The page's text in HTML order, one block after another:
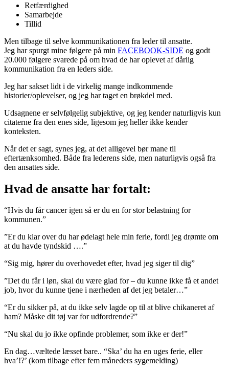
Retfærdighed
Samarbejde
Tillid
Men tilbage til selve kommunikationen fra leder til ansatte.
Jeg har spurgt mine følgere på min FACEBOOK-SIDE og godt
20.000 følgere svarede på om hvad de har oplevet af dårlig
kommunikation fra en leders side.
Jeg har sakset lidt i de virkelig mange indkommende
historier/oplevelser, og jeg har taget en brøkdel med.
Udsagnene er selvfølgelig subjektive, og jeg kender naturligvis kun
citaterne fra den enes side, ligesom jeg heller ikke kender
konteksten.
Når det er sagt, synes jeg, at det alligevel bør mane til
eftertænksomhed. Både fra lederens side, men naturligvis også fra
den ansattes side.
Hvad de ansatte har fortalt:
“Hvis du får cancer igen så er du en for stor belastning for
kommunen.”
”Er du klar over du har ødelagt hele min ferie, fordi jeg drømte om
at du havde tyndskid ….”
“Sig mig, hører du overhovedet efter, hvad jeg siger til dig”
”Det du får i løn, skal du være glad for – du kunne ikke få et andet
job, hvor du kunne tjene i nærheden af det jeg betaler…”
“Er du sikker på, at du ikke selv lagde op til at blive chikaneret af
ham? Måske dit tøj var for udfordrende?”
“Nu skal du jo ikke opfinde problemer, som ikke er der!”
En dag…væltede læsset bare.. “Ska’ du ha en uges ferie, eller
hva’!?’ (kom tilbage efter fem måneders sygemelding)